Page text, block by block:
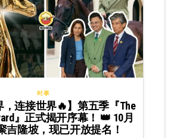
时事
，连接世界🔥】第五季『The
』正式揭开序幕！ 👑 10月
吉隆坡，现已开放提名！